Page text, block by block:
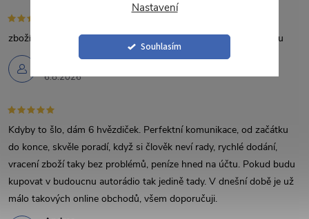
Nastavení
Souhlasím
v
ý
p
i
s
u
Robert Váňa
6.8.2026
zboží dorazilo tak,jak bylo avizováno,řádně zabaleno a v pořádku
Kdyby to šlo, dám 6 hvězdiček. Perfektní komunikace, od začátku
do konce, skvěle poradí, když si člověk neví rady, rychlé dodání,
vracení zboží taky bez problémů, peníze hned na účtu. Pokud budu
kupovat v budoucnu autorádio tak jedině tady. V dnešní době je už
málo takových online obchodů, všem doporučuji.